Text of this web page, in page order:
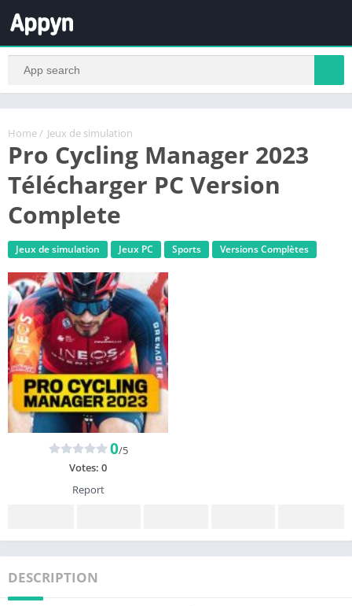
Home / Jeux de simulation
Pro Cycling Manager 2023
Télécharger PC Version
Complete
Jeux de simulation Jeux PC Sports Versions Complètes
0/5
Votes: 0
Report
DESCRIPTION